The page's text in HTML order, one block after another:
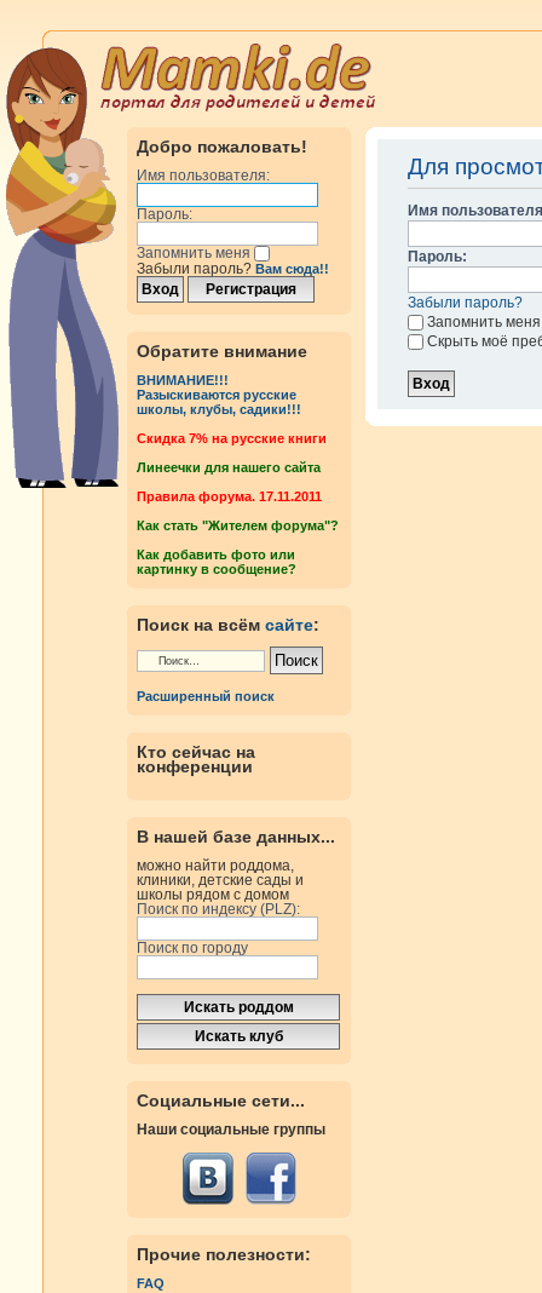
Добро пожаловать!
Имя пользователя:
Пароль:
Запомнить меня
Забыли пароль? Вам сюда!!
Обратите внимание
ВНИМАНИЕ!!!
Разыскиваются русские
школы, клубы, садики!!!
Cкидка 7% на русские книги
Линеечки для нашего сайта
Правила форума. 17.11.2011
Как стать "Жителем форума"?
Как добавить фото или
картинку в сообщение?
Поиск на всём сайте:
Расширенный поиск
Кто сейчас на
конференции
В нашей базе данных...
можно найти роддома,
клиники, детские сады и
школы рядом с домом
Поиск по индексу (PLZ):
Поиск по городу
Социальные сети...
Наши социальные группы
Прочие полезности:
FAQ
Для
Имя
Пароль:
Забыли пароль?
Запомнить меня
Скрыть моё